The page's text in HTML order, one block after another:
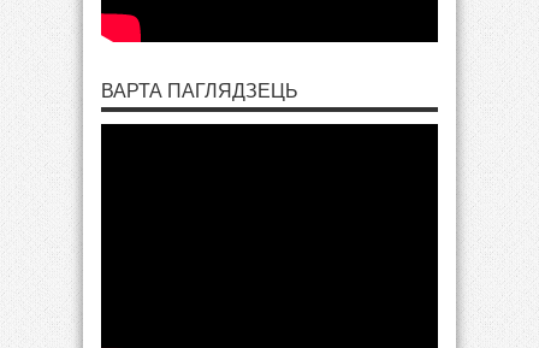
ВАРТА ПАГЛЯДЗЕЦЬ